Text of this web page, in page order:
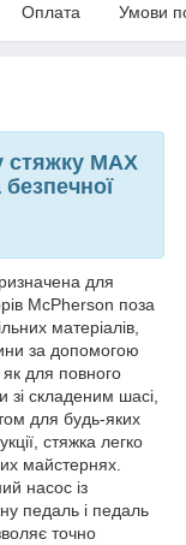
Оплата Умови
стяжку MAX
для
McPherson поза
матеріалів,
за допомогою
як для повного
зі складеним шасі,
для будь-яких
стяжка легко
майстернях.
насос із
педаль і педаль
точно